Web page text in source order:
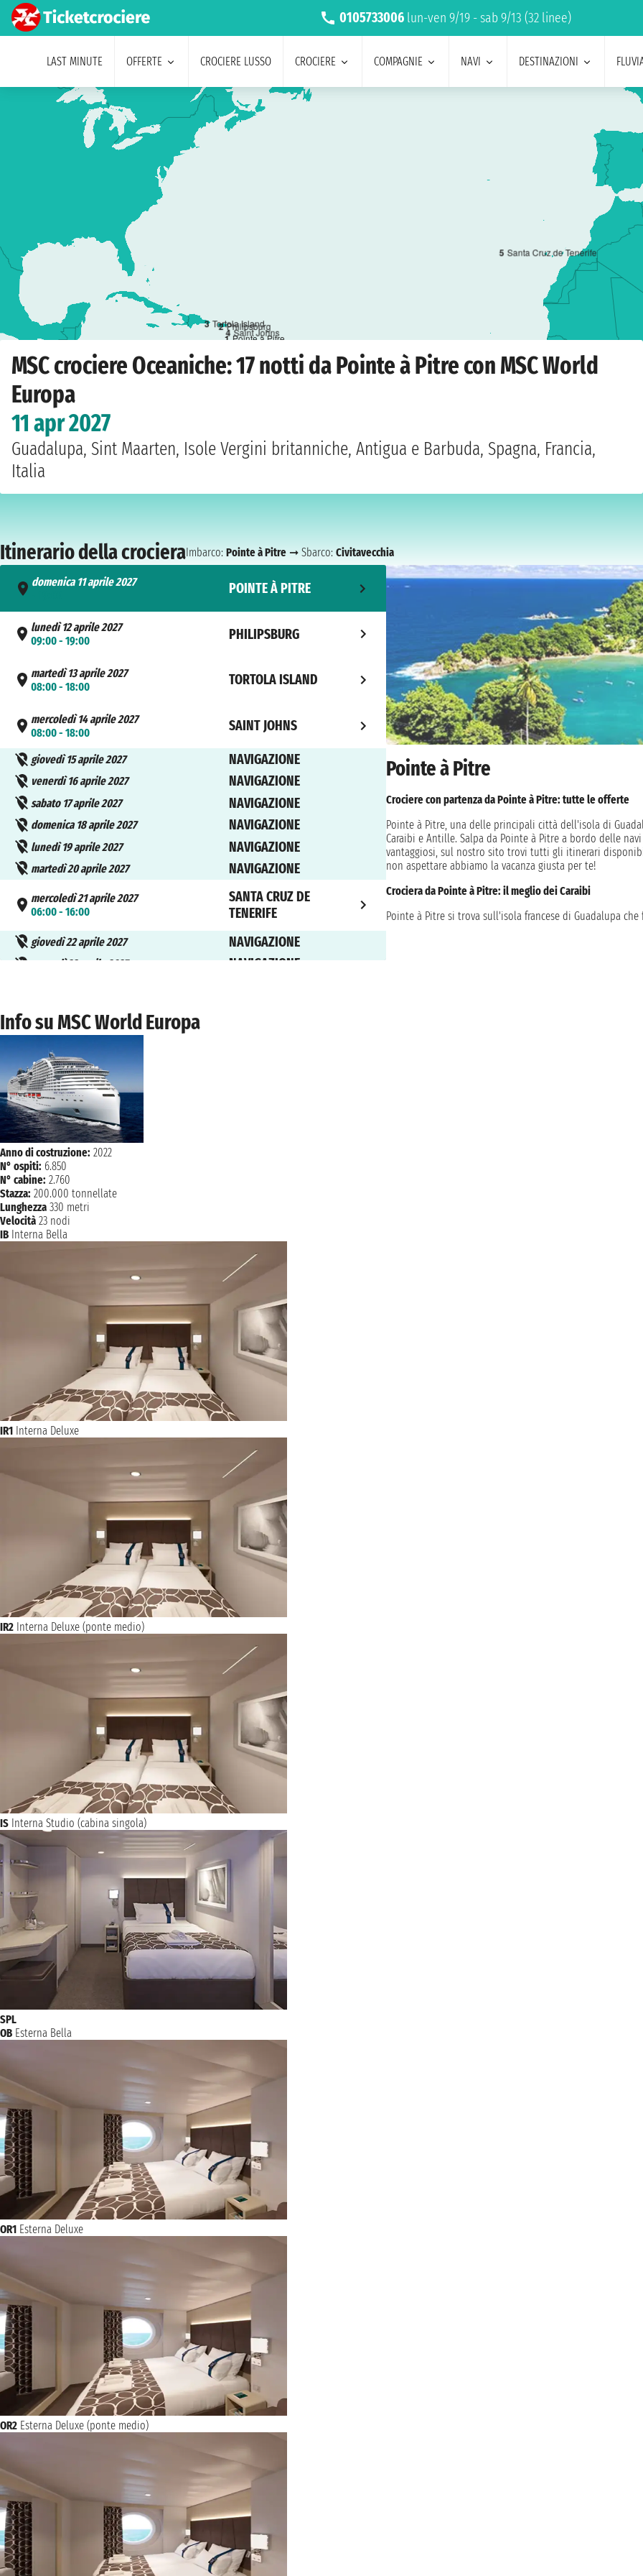
0105733006 lun-ven 9/19 - sab 9/13 (32 linee)
LAST MINUTE OFFERTE CROCIERE LUSSO CROCIERE COMPAGNIE NAVI DESTINAZIONI
1 Pointe à Pitre
2 Philipsburg
3 Tortola Island
4 Saint Johns
5 Santa Cruz de Tenerife
MSC crociere Oceaniche Pointe à Pitre domenica 11 aprile 2027
MSC crociere Oceaniche: 17 notti da Pointe à Pitre con MSC World
Europa
11 apr 2027
Guadalupa, Sint Maarten, Isole Vergini britanniche, Antigua e Barbuda, Spagna, Francia,
Italia
Itinerario della crocieraImbarco: Pointe à Pitre ➞ Sbarco: Civitavecchia
domenica 11 aprile 2027
POINTE À PITRE
lunedì 12 aprile 2027
09:00 - 19:00
PHILIPSBURG
martedì 13 aprile 2027
08:00 - 18:00
TORTOLA ISLAND
mercoledì 14 aprile 2027
08:00 - 18:00
SAINT JOHNS
giovedì 15 aprile 2027 NAVIGAZIONE
venerdì 16 aprile 2027 NAVIGAZIONE
sabato 17 aprile 2027 NAVIGAZIONE
domenica 18 aprile 2027 NAVIGAZIONE
lunedì 19 aprile 2027 NAVIGAZIONE
martedì 20 aprile 2027 NAVIGAZIONE
mercoledì 21 aprile 2027
06:00 - 16:00
SANTA CRUZ DE
TENERIFE
giovedì 22 aprile 2027 NAVIGAZIONE
venerdì 23 aprile 2027 NAVIGAZIONE
domenica 25 aprile 2027
09:00 - 19:00
lunedì 26 aprile 2027
08:00 - 18:00
martedì 27 aprile 2027
07:00 - 18:00
mercoledì 28 aprile 2027
07:00
Pointe à Pitre
Crociere con partenza da Pointe à Pitre: tutte le offerte
Pointe à Pitre, una delle principali città dell'isola di
Caraibi e Antille. Salpa da Pointe à Pitre a bordo delle
vantaggiosi, sul nostro sito trovi tutti gli itinerari
non aspettare abbiamo la vacanza giusta per te!
Crociera da Pointe à Pitre: il meglio dei Caraibi
Pointe à Pitre si trova sull'isola francese di Guadalupa
crociere dirette alla scoperta delle più affascinanti isole
Data la sua posizione Pointe à Pitre è quindi il porto
Info su MSC World Europa
Anno di costruzione: 2022
N° ospiti: 6.850
N° cabine: 2.760
Stazza: 200.000 tonnellate
Lunghezza 330 metri
Velocità 23 nodi
IB Interna Bella
IR1 Interna Deluxe
IR2 Interna Deluxe (ponte medio)
IS Interna Studio (cabina singola)
SPL
OB Esterna Bella
OR1 Esterna Deluxe
OR2 Esterna Deluxe (ponte medio)